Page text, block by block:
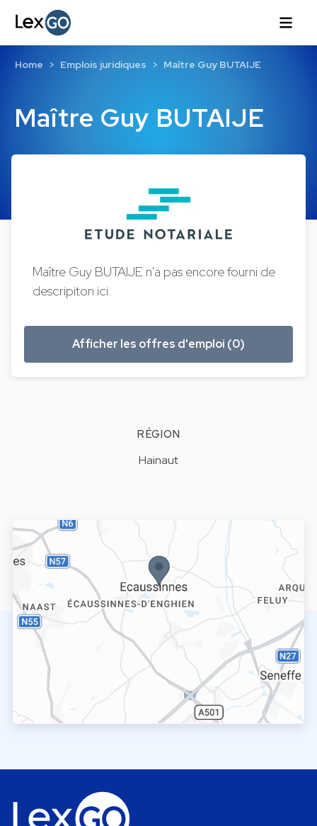
Maître Guy BUTAIJE
Home Emplois juridiques Maître Guy BUTAIJE
Maître Guy BUTAIJE n'a pas encore fourni de
descripiton ici.
Afficher les offres d'emploi (0)
RÉGION
Hainaut